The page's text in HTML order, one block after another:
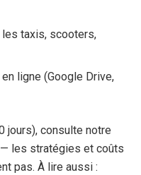
taxis, scooters,
ligne (Google Drive,
jours), consulte notre
— les stratégies et coûts
pas. À lire aussi :